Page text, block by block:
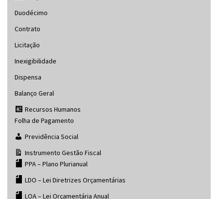
Duodécimo
Contrato
Licitação
Inexigibilidade
Dispensa
Balanço Geral
Recursos Humanos
Folha de Pagamento
Previdência Social
Instrumento Gestão Fiscal
PPA – Plano Plurianual
LDO – Lei Diretrizes Orçamentárias
LOA – Lei Orçamentária Anual